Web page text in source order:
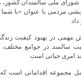
شورای ملی سالمندان کشور،
مردمی با عنوان «با
مهمی در بهبود کیفیت زندگی
سالمند در جوامع مختلف،
امری حیاتی است.
مجموعه اقداماتی است